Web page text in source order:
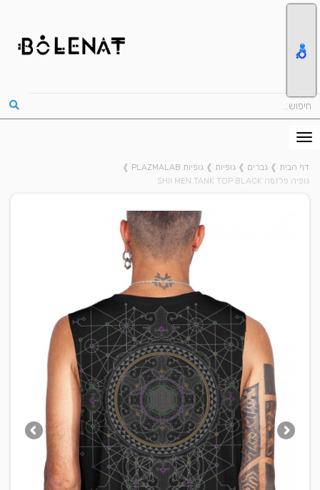
דף הבית ❱ גברים ❱ גופיות ❱ גופיות PLAZMALAB
❱
גופיה פלזמה SHII MEN TANK TOP BLACK